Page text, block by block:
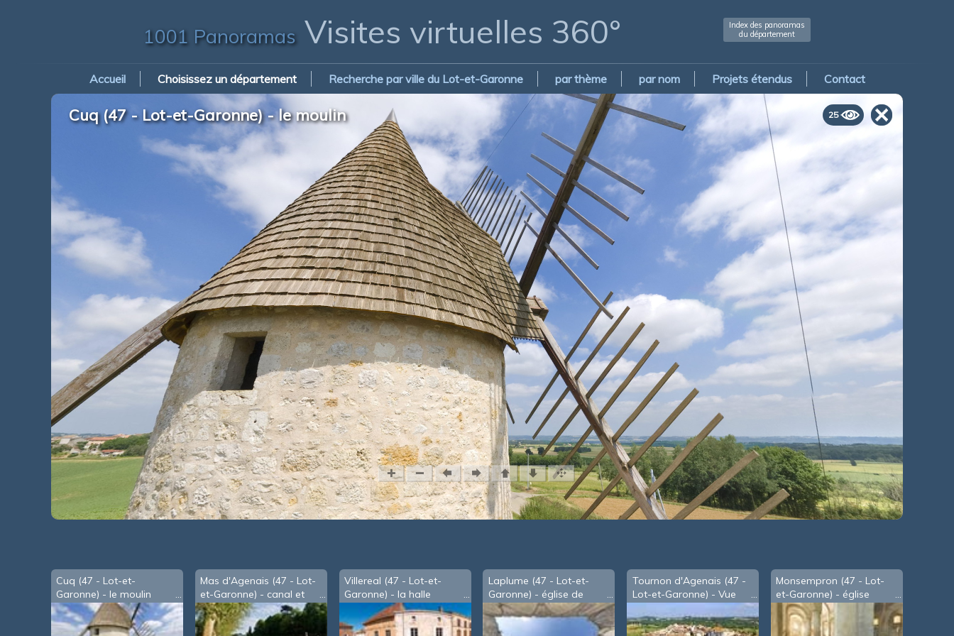
1001 PanoramasVisites virtuelles 360°
Index des panoramas
du département
Accueil Choisissez un département Recherche par ville du Lot-et-Garonne par thème par nom Projets étendus Contact
25
Cuq (47 - Lot-et-Garonne) - le moulin
Cuq (47 - Lot-et-
Garonne) - le moulin
Mas d'Agenais (47 - Lot-
et-Garonne) - canal et
Garonne côte-à-côte
Villereal (47 - Lot-et-
Garonne) - la halle
Laplume (47 - Lot-et-
Garonne) - église de
Cazaux
Tournon d'Agenais (47 -
Lot-et-Garonne) - Vue
Monsempron (47 - Lot-
et-Garonne) - église
romane de Saint-Géraud